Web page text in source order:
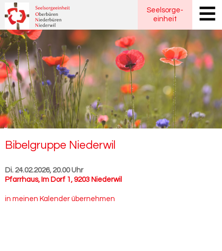
Seelsorge-
einheit
Bi­bel­grup­pe Nie­der­wil
Di. 24.02.2026, 20.00 Uhr
Pfarrhaus, Im Dorf 1, 9203 Niederwil
in meinen Kalender übernehmen